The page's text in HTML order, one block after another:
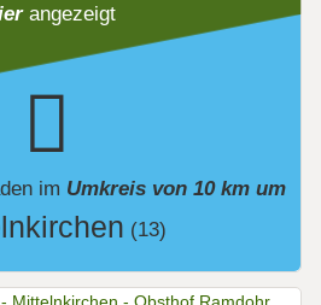
angezeigt
im Umkreis von 10 km um
(13)